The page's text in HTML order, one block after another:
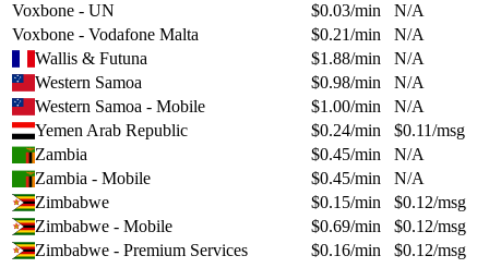
Voxbone - UN
$0.03/min
N/A
Voxbone - Vodafone Malta
$0.21/min
N/A
Wallis & Futuna
$1.88/min
N/A
Western Samoa
$0.98/min
N/A
Western Samoa - Mobile
$1.00/min
N/A
Yemen Arab Republic
$0.24/min $0.11/msg
Zambia
$0.45/min
N/A
Zambia - Mobile
$0.45/min
N/A
Zimbabwe
$0.15/min $0.12/msg
Zimbabwe - Mobile
$0.69/min $0.12/msg
Zimbabwe - Premium Services
$0.16/min $0.12/msg